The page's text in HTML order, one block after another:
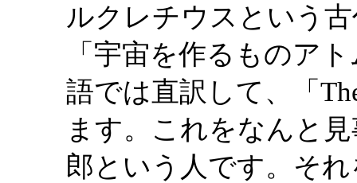
ルクレチウスという
「宇宙を作るものア
語では直訳して、「
ます。これをなんと
郎という人です。そ